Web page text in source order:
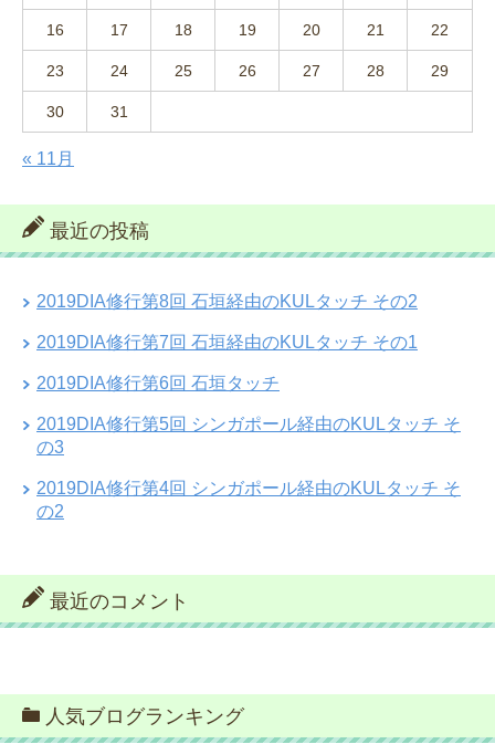
16 17 18 19 20 21 22
23 24 25 26 27 28 29
30 31
« 11月
最近の投稿
2019DIA修行第8回 石垣経由のKULタッチ その2
2019DIA修行第7回 石垣経由のKULタッチ その1
2019DIA修行第6回 石垣タッチ
2019DIA修行第5回 シンガポール経由のKULタッチ そ
の3
2019DIA修行第4回 シンガポール経由のKULタッチ そ
の2
最近のコメント
人気ブログランキング